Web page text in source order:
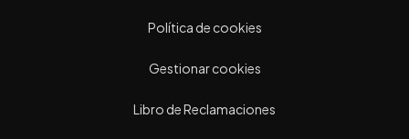
Política de cookies
Gestionar cookies
Libro de Reclamaciones